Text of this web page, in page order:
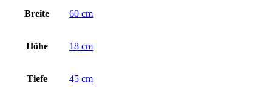
Breite 60 cm
Höhe 18 cm
Tiefe 45 cm